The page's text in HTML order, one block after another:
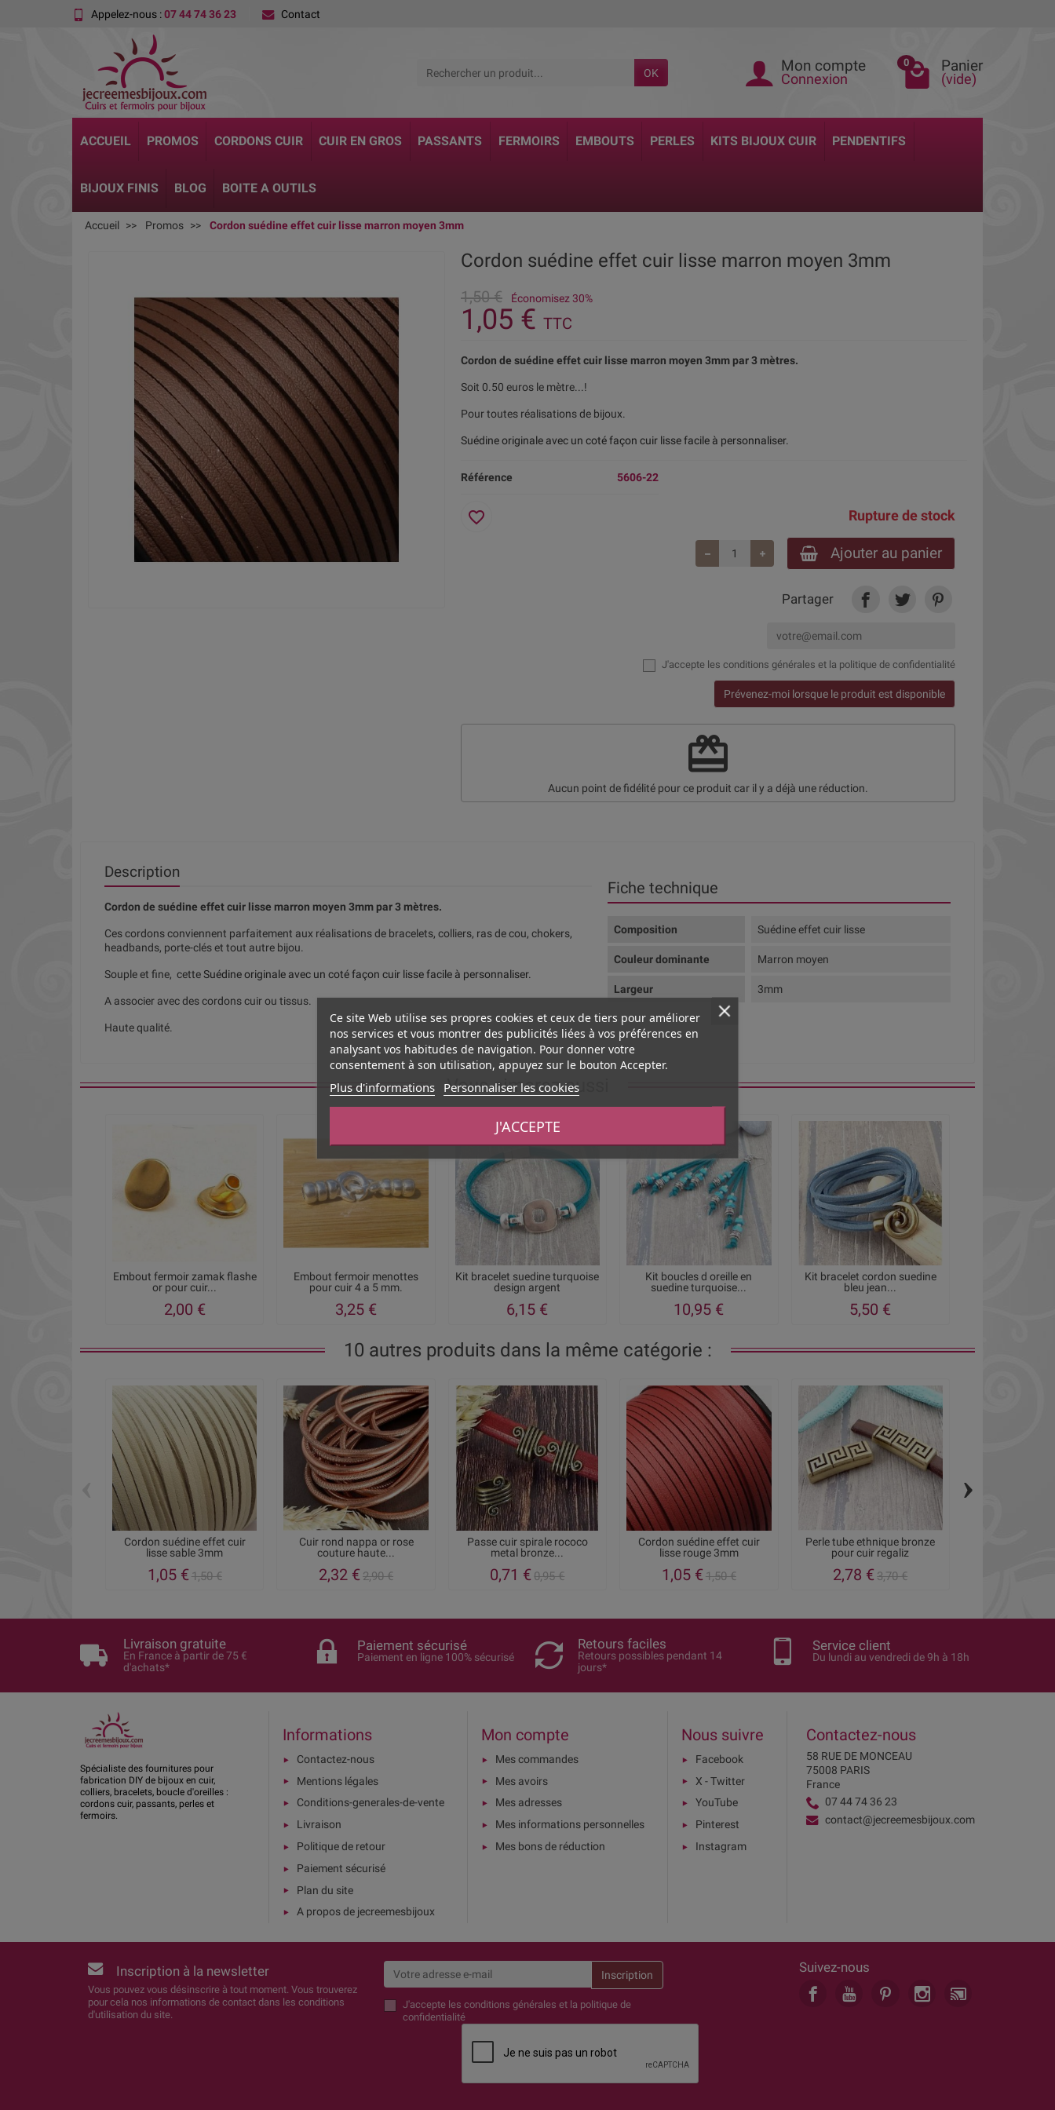
Appelez-nous :07 44 74 36 23 Contact
OK Mon compte
Connexion
0 Panier
(vide)
ACCUEIL PROMOS CORDONS CUIR CUIR EN GROS PASSANTS FERMOIRS EMBOUTS PERLES KITS BIJOUX CUIR PENDENTIFS
BIJOUX FINIS BLOG BOITE A OUTILS
Accueil Promos Cordon suédine effet cuir lisse marron moyen 3mm
Cordon suédine effet cuir lisse marron moyen 3mm
1,50 € Économisez 30%
1,05 € TTC
Cordon de suédine effet cuir lisse marron moyen 3mm par 3 mètres.
Soit 0.50 euros le mètre...!
Pour toutes réalisations de bijoux.
Suédine originale avec un coté façon cuir lissefacile à personnaliser.
Référence 5606-22
Rupture de stock
Ajouter au panier
favorite_border
Partager
J'accepte les conditions générales et la politique de confidentialité
Prévenez-moi lorsque le produit est disponible
redeem
Aucun point de fidélité pour ce produit car il y a déjà une réduction.
Description
Cordon de suédine effet cuir lisse marron moyen 3mm par 3 mètres.
Ces cordons conviennent parfaitement aux réalisations de bracelets, colliers, ras de cou, chokers,
headbands, porte-clés et tout autre bijou.
Souple et fine, cetteSuédine originale avec un coté façon cuir lissefacile à personnaliser.
A associer avec des cordons cuir ou tissus.
Haute qualité.
Fiche technique
Composition Suédine effet cuir lisse
Couleur dominante Marron moyen
Largeur 3mm
Vous aimerez aussi
Embout fermoir zamak flashe
or pour cuir...
2,00 €
Embout fermoir menottes
pour cuir 4 a 5 mm.
3,25 €
Kit bracelet suedine turquoise
design argent
6,15 €
Kit boucles d oreille en
suedine turquoise...
10,95 €
Kit bracelet cordon suedine
bleu jean...
5,50 €
10 autres produits dans la même catégorie :
Cordon suédine effet cuir
lisse sable 3mm
1,05 €1,50 €
Cuir rond nappa or rose
couture haute...
2,32 €2,90 €
Passe cuir spirale rococo
metal bronze...
0,71 € 0,95 €
Cordon suédine effet cuir
lisse rouge 3mm
1,05 €1,50 €
Perle tube ethnique bronze
pour cuir regaliz
2,78 €3,70 €
›
Livraison gratuite
En France à partir de 75 €
d'achats*
Paiement sécurisé
Paiement en ligne 100% sécurisé
Retours faciles
Retours possibles pendant 14
jours*
Service client
Du lundi au vendredi de 9h à 18h
Spécialiste des fournitures pour
fabrication DIY de bijoux en cuir,
colliers, bracelets, boucle d'oreilles :
cordons cuir, passants, perles et
fermoirs.
Informations
Contactez-nous
Mentions légales
Conditions-generales-de-vente
Livraison
Politique de retour
Paiement sécurisé
Plan du site
A propos de jecreemesbijoux
Mon compte
Mes commandes
Mes avoirs
Mes adresses
Mes informations personnelles
Mes bons de réduction
Nous suivre
Facebook
X - Twitter
YouTube
Pinterest
Instagram
Contactez-nous
58 RUE DE MONCEAU
75008 PARIS
France
07 44 74 36 23
contact@jecreemesbijoux.com
Ce site Web utilise ses propres cookies et ceux de tiers pour améliorer
nos services et vous montrer des publicités liées à vos préférences en
analysant vos habitudes de navigation. Pour donner votre
consentement à son utilisation, appuyez sur le bouton Accepter.
Plus d'informations Personnaliser les cookies
J'ACCEPTE
Inscription à la newsletter
Vous pouvez vous désinscrire à tout moment. Vous trouverez
pour cela nos informations de contact dans les conditions
d'utilisation du site.
J'accepte les conditions générales et la politique de
confidentialité
Suivez-nous